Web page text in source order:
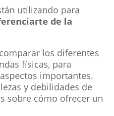
utilizando para
de la
los diferentes
físicas, para
importantes.
y debilidades de
sobre cómo ofrecer un